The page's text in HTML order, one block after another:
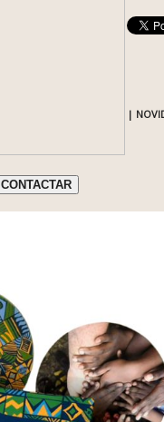
|
CONTACTAR